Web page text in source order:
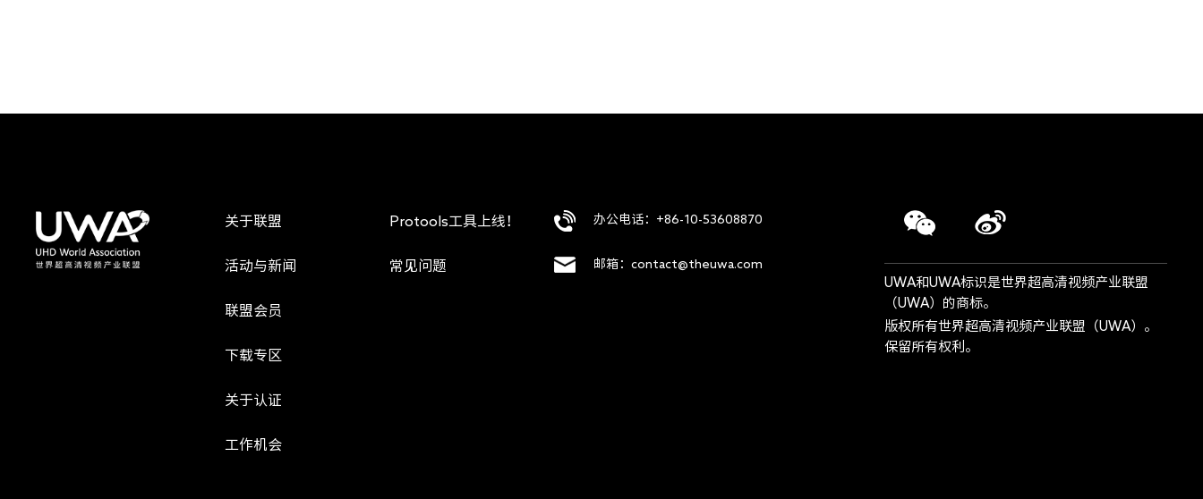
关于联盟
活动与新闻
联盟会员
下载专区
关于认证
工作机会
Protools工具上线！
常见问题
办公电话：+86-10-53608870
邮箱：contact@theuwa.com
UWA和UWA标识是世界超高清视频产业联盟
（UWA）的商标。
版权所有世界超高清视频产业联盟（UWA）。
保留所有权利。